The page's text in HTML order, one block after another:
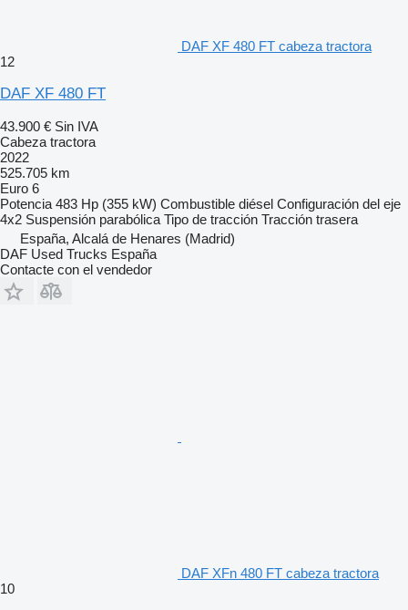
DAF XF 480 FT cabeza tractora
12
DAF XF 480 FT
43.900 € Sin IVA
Cabeza tractora
2022
525.705 km
Euro 6
Potencia 483 Hp (355 kW) Combustible diésel Configuración del eje
4x2 Suspensión parabólica Tipo de tracción Tracción trasera
España, Alcalá de Henares (Madrid)
DAF Used Trucks España
Contacte con el vendedor
DAF XFn 480 FT cabeza tractora
10